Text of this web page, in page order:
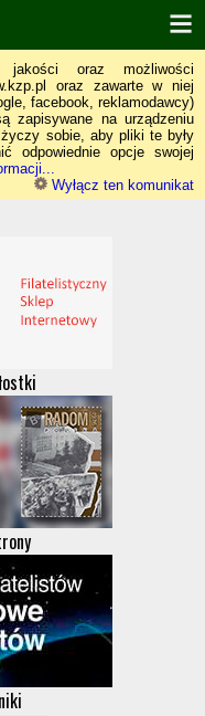
oraz możliwości
oraz zawarte w niej
facebook, reklamodawcy)
zapisywane na urządzeniu
sobie, aby pliki te były
odpowiednie opcje swojej
Wyłącz ten komunikat